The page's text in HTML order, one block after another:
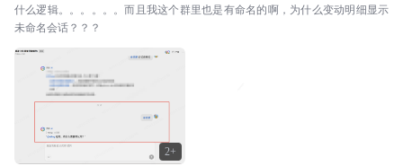
2+
什么逻辑。。。。。。而且我这个群里也是有命名的啊，为什么变动明细显示
未命名会话？？？